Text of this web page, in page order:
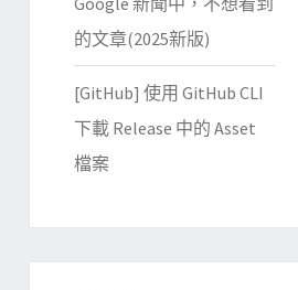
的文章(2025新版)
[GitHub] 使用 GitHub CLI
下載 Release 中的 Asset
檔案